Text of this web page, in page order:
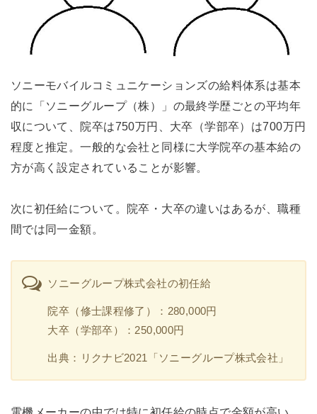
ソニーモバイルコミュニケーションズの給料体系は基本
的に「ソニーグループ（株）」の最終学歴ごとの平均年
収について、院卒は750万円、大卒（学部卒）は700万円
程度と推定。一般的な会社と同様に大学院卒の基本給の
方が高く設定されていることが影響。
次に初任給について。院卒・大卒の違いはあるが、職種
間では同一金額。
ソニーグループ株式会社の初任給
院卒（修士課程修了）：280,000円
大卒（学部卒）：250,000円
出典：リクナビ2021「ソニーグループ株式会社」